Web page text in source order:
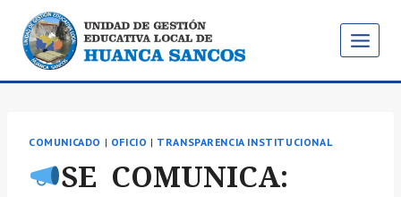
Saltar
contenido
COMUNICADO | OFICIO | TRANSPARENCIA INSTITUCIONAL
SE COMUNICA: